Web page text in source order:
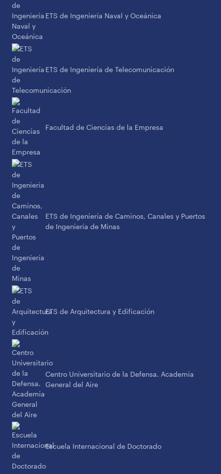
ETS de Ingeniería Naval y Oceánica
ETS de Ingeniería de Telecomunicación
Facultad de Ciencias de la Empresa
ETS de Ingeniería de Caminos, Canales y Puertos
de Ingeniería de Minas
ETS de Arquitectura y Edificación
Centro Universitario de la Defensa. Academia
General del Aire
Escuela Internacional de Doctorado